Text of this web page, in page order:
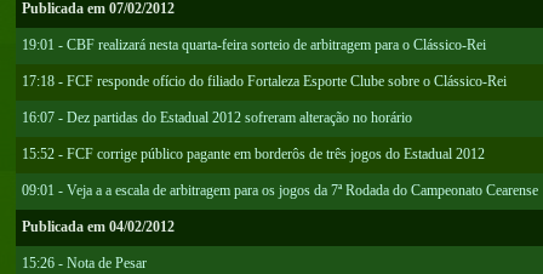
Publicada em 07/02/2012
19:01 - CBF realizará nesta quarta-feira sorteio de arbitragem para o Clássico-Rei
17:18 - FCF responde ofício do filiado Fortaleza Esporte Clube sobre o Clássico-Rei
16:07 - Dez partidas do Estadual 2012 sofreram alteração no horário
15:52 - FCF corrige público pagante em borderôs de três jogos do Estadual 2012
09:01 - Veja a a escala de arbitragem para os jogos da 7ª Rodada do Campeonato Cearense
Publicada em 04/02/2012
15:26 - Nota de Pesar